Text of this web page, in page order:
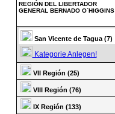
REGIÓN DEL LIBERTADOR
GENERAL BERNADO O´HIGGINS
San Vicente de Tagua (7)
Kategorie Anlegen!
VII Región (25)
VIII Región (76)
IX Región (133)